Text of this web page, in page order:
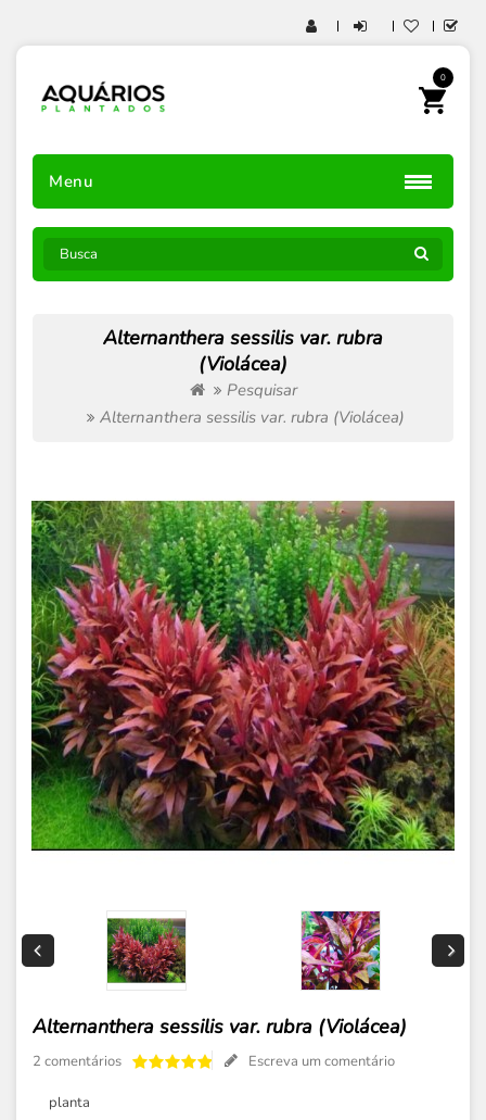
0
Menu
Alternanthera sessilis var. rubra
(Violácea)
Pesquisar
Alternanthera sessilis var. rubra (Violácea)
Alternanthera sessilis var. rubra (Violácea)
2 comentários Escreva um comentário
planta